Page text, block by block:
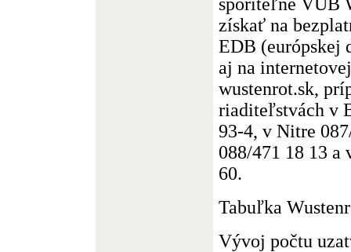
získať na
EDB (európskej
aj na
wustenrot.sk,
riaditeľstvách v
93-4, v Nitre
088/471 18 13 a
60.
Tabuľka
Vývoj počtu